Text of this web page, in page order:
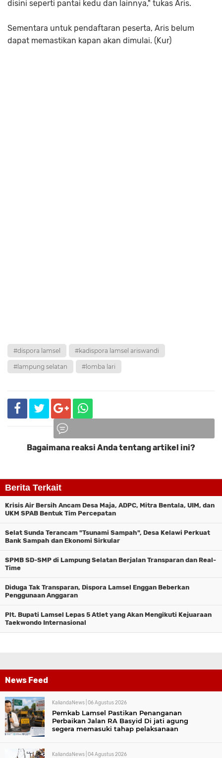
disini seperti pantai kedu dan lainnya," tukas Aris.
Sementara untuk pendaftaran peserta, Aris belum
dapat memastikan kapan akan dimulai. (Kur)
#dispora lamsel #kadispora lamsel ariswandi
#lampung selatan #lomba lari
Komentar
Bagaimana reaksi Anda tentang artikel ini?
Berita Terkait
Krisis Air Bersih Ancam Desa Maja, ADPC, Mitra Bentala, UIM, dan
UKM SPAB Bentuk Tim Percepatan
Selat Sunda Terancam "Tsunami Sampah", Desa Kelawi Perkuat
Bank Sampah dan Ekonomi Sirkular
SPMB SD-SMP di Lampung Selatan Berjalan Transparan dan Real-
Time
Diduga Tak Transparan, Dispora Lamsel Enggan Beberkan
Penggunaan Anggaran
Plt. Bupati Lamsel Lepas 5 Atlet yang Akan Mengikuti Kejuaraan
Taekwondo Internasional
News Feed
KaliandaNews | 06 Agustus 2026
Pemkab Lamsel Pastikan Penanganan
Perbaikan Jalan RA Basyid Di jati agung
segera memasuki tahap pelaksanaan
KaliandaNews | 04 Agustus 2026